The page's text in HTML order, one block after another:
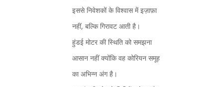
इससे निवेशकों के विश्वास में इज़ाफ़ा
नहीं, बल्कि गिरावट आती है।
हुंडई मोटर की स्थिति को समझना
आसान नहीं क्योंकि वह कोरियन समूह
का अभिन्न अंग है।